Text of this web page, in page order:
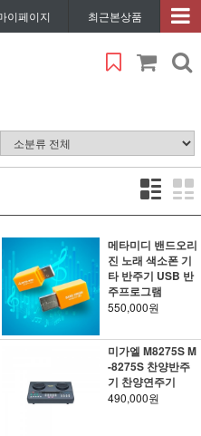
이페이지 최근본상품
메타미디 밴드오리
진 노래 색소폰 기
타 반주기 USB 반
주프로그램
550,000원
미가엘 M8275S M
-8275S 찬양반주
기 찬양연주기
490,000원